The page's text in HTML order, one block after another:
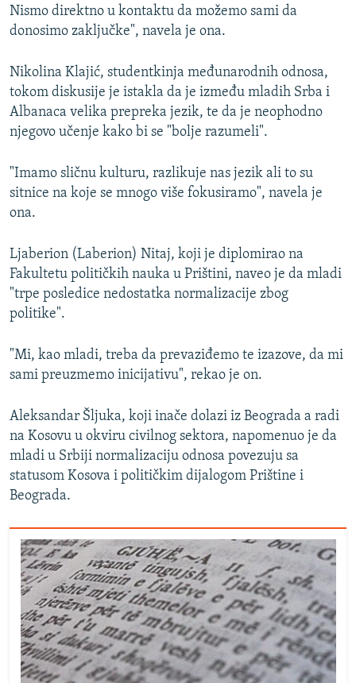
Nismo direktno u kontaktu da možemo sami da
donosimo zaključke", navela je ona.
Nikolina Klajić, studentkinja međunarodnih odnosa,
tokom diskusije je istakla da je između mladih Srba i
Albanaca velika prepreka jezik, te da je neophodno
njegovo učenje kako bi se "bolje razumeli".
"Imamo sličnu kulturu, razlikuje nas jezik ali to su
sitnice na koje se mnogo više fokusiramo", navela je
ona.
Ljaberion (Laberion) Nitaj, koji je diplomirao na
Fakultetu političkih nauka u Prištini, naveo je da mladi
"trpe posledice nedostatka normalizacije zbog
politike".
"Mi, kao mladi, treba da prevaziđemo te izazove, da mi
sami preuzmemo inicijativu", rekao je on.
Aleksandar Šljuka, koji inače dolazi iz Beograda a radi
na Kosovu u okviru civilnog sektora, napomenuo je da
mladi u Srbiji normalizaciju odnosa povezuju sa
statusom Kosova i političkim dijalogom Prištine i
Beograda.